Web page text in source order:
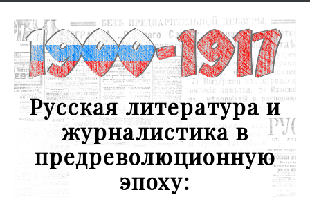
Русская литература и
журналистика в
предреволюционную
эпоху: